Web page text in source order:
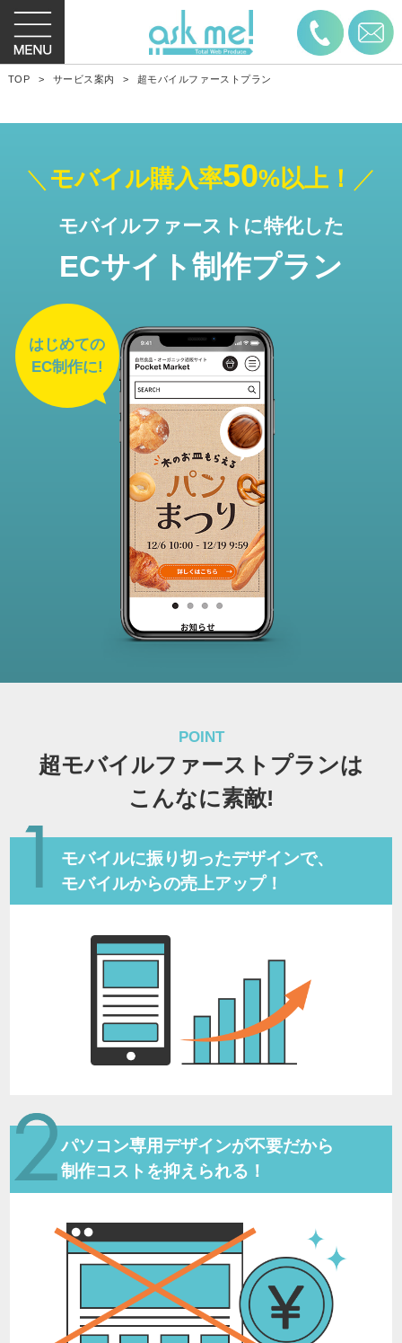
お電話
TOP サービス案内 超モバイルファーストプラン
モバイル購入率50%以上！
モバイルファーストに特化した
ECサイト制作プラン
はじめての
EC制作に!
POINT
超モバイルファーストプランは
こんなに素敵!
モバイルに振り切ったデザインで、
モバイルからの売上アップ！
パソコン専用デザインが不要だから
制作コストを抑えられる！